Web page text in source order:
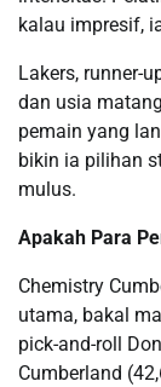
kalau impresif,
Lakers, runner-
dan usia
pemain yang
bikin ia pilihan
mulus.
Apakah Para
Chemistry
utama, bakal
pick-and-roll
Cumberland